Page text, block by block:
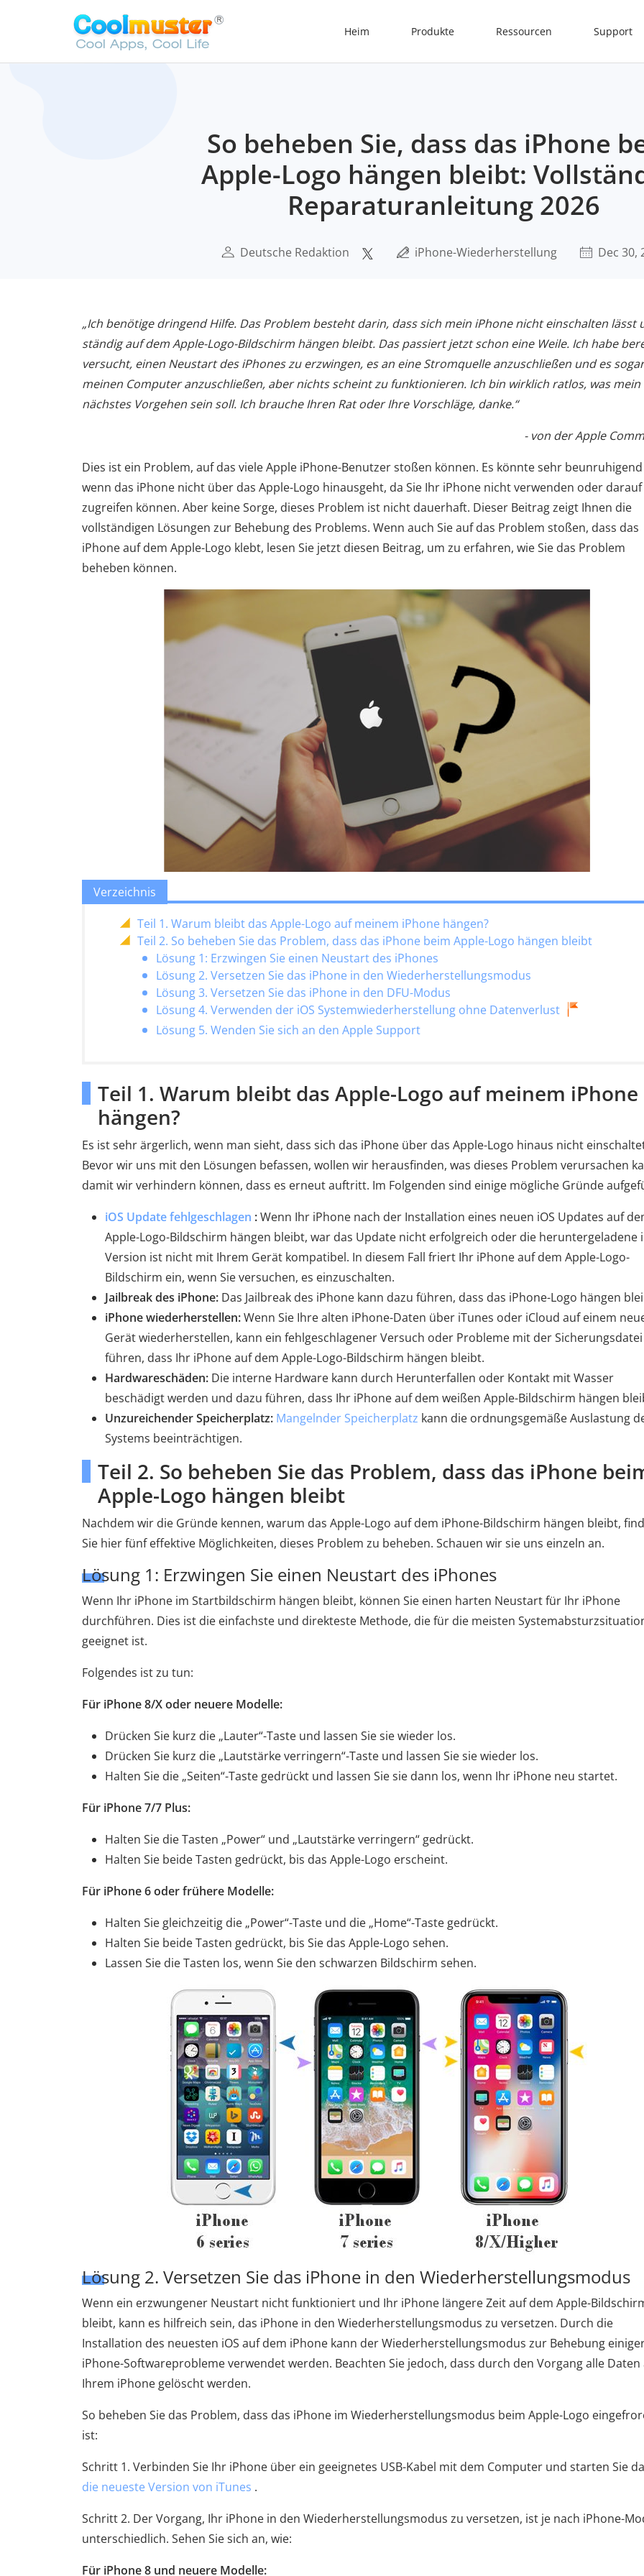
Heim Produkte Ressourcen Support
So beheben Sie, dass das iPhone
Apple-Logo hängen bleibt:
Reparaturanleitung 2026
Deutsche Redaktion iPhone-Wiederherstellung Dec 30,
„Ich benötige dringend Hilfe. Das Problem besteht darin, dass sich mein iPhone nicht einschalten lässt
ständig auf dem Apple-Logo-Bildschirm hängen bleibt. Das passiert jetzt schon eine Weile. Ich habe
versucht, einen Neustart des iPhones zu erzwingen, es an eine Stromquelle anzuschließen und es
meinen Computer anzuschließen, aber nichts scheint zu funktionieren. Ich bin wirklich ratlos, was mein
nächstes Vorgehen sein soll. Ich brauche Ihren Rat oder Ihre Vorschläge, danke.“
- von der Apple
Dies ist ein Problem, auf das viele Apple iPhone-Benutzer stoßen können. Es könnte sehr
wenn das iPhone nicht über das Apple-Logo hinausgeht, da Sie Ihr iPhone nicht verwenden oder darauf
zugreifen können. Aber keine Sorge, dieses Problem ist nicht dauerhaft. Dieser Beitrag zeigt Ihnen die
vollständigen Lösungen zur Behebung des Problems. Wenn auch Sie auf das Problem stoßen, dass das
iPhone auf dem Apple-Logo klebt, lesen Sie jetzt diesen Beitrag, um zu erfahren, wie Sie das Problem
beheben können.
Verzeichnis
Teil 1. Warum bleibt das Apple-Logo auf meinem iPhone hängen?
Teil 2. So beheben Sie das Problem, dass das iPhone beim Apple-Logo hängen bleibt
Lösung 1: Erzwingen Sie einen Neustart des iPhones
Lösung 2. Versetzen Sie das iPhone in den Wiederherstellungsmodus
Lösung 3. Versetzen Sie das iPhone in den DFU-Modus
Lösung 4. Verwenden der iOS Systemwiederherstellung ohne Datenverlust
Lösung 5. Wenden Sie sich an den Apple Support
Teil 1. Warum bleibt das Apple-Logo auf meinem iPhone
hängen?
Es ist sehr ärgerlich, wenn man sieht, dass sich das iPhone über das Apple-Logo hinaus nicht
Bevor wir uns mit den Lösungen befassen, wollen wir herausfinden, was dieses Problem verursachen
damit wir verhindern können, dass es erneut auftritt. Im Folgenden sind einige mögliche Gründe
iOS Update fehlgeschlagen :Wenn Ihr iPhone nach der Installation eines neuen iOS Updates auf
Apple-Logo-Bildschirm hängen bleibt, war das Update nicht erfolgreich oder die heruntergeladene
Version ist nicht mit Ihrem Gerät kompatibel. In diesem Fall friert Ihr iPhone auf dem Apple-Logo-
Bildschirm ein, wenn Sie versuchen, es einzuschalten.
Jailbreak des iPhone: Das Jailbreak des iPhone kann dazu führen, dass das iPhone-Logo hängen
iPhone wiederherstellen:Wenn Sie Ihre alten iPhone-Daten über iTunes oder iCloud auf einem
Gerät wiederherstellen, kann ein fehlgeschlagener Versuch oder Probleme mit der
führen, dass Ihr iPhone auf dem Apple-Logo-Bildschirm hängen bleibt.
Hardwareschäden: Die interne Hardware kann durch Herunterfallen oder Kontakt mit Wasser
beschädigt werden und dazu führen, dass Ihr iPhone auf dem weißen Apple-Bildschirm hängen
Unzureichender Speicherplatz: Mangelnder Speicherplatz kann die ordnungsgemäße Auslastung
Systems beeinträchtigen.
Teil 2. So beheben Sie das Problem, dass das iPhone
Apple-Logo hängen bleibt
Nachdem wir die Gründe kennen, warum das Apple-Logo auf dem iPhone-Bildschirm hängen bleibt,
Sie hier fünf effektive Möglichkeiten, dieses Problem zu beheben. Schauen wir sie uns einzeln an.
Lösung 1: Erzwingen Sie einen Neustart des iPhones
Wenn Ihr iPhone im Startbildschirm hängen bleibt, können Sie einen harten Neustart für Ihr iPhone
durchführen. Dies ist die einfachste und direkteste Methode, die für die meisten
geeignet ist.
Folgendes ist zu tun:
Für iPhone 8/X oder neuere Modelle:
Drücken Sie kurz die „Lauter“-Taste und lassen Sie sie wieder los.
Drücken Sie kurz die „Lautstärke verringern“-Taste und lassen Sie sie wieder los.
Halten Sie die „Seiten“-Taste gedrückt und lassen Sie sie dann los, wenn Ihr iPhone neu startet.
Für iPhone 7/7 Plus:
Halten Sie die Tasten „Power“ und „Lautstärke verringern“ gedrückt.
Halten Sie beide Tasten gedrückt, bis das Apple-Logo erscheint.
Für iPhone 6 oder frühere Modelle:
Halten Sie gleichzeitig die „Power“-Taste und die „Home“-Taste gedrückt.
Halten Sie beide Tasten gedrückt, bis Sie das Apple-Logo sehen.
Lassen Sie die Tasten los, wenn Sie den schwarzen Bildschirm sehen.
Lösung 2. Versetzen Sie das iPhone in den Wiederherstellungsmodus
Wenn ein erzwungener Neustart nicht funktioniert und Ihr iPhone längere Zeit auf dem Apple-
bleibt, kann es hilfreich sein, das iPhone in den Wiederherstellungsmodus zu versetzen. Durch die
Installation des neuesten iOS auf dem iPhone kann der Wiederherstellungsmodus zur Behebung
iPhone-Softwareprobleme verwendet werden. Beachten Sie jedoch, dass durch den Vorgang alle Daten
Ihrem iPhone gelöscht werden.
So beheben Sie das Problem, dass das iPhone im Wiederherstellungsmodus beim Apple-Logo
ist:
Schritt 1. Verbinden Sie Ihr iPhone über ein geeignetes USB-Kabel mit dem Computer und starten Sie
die neueste Version von iTunes .
Schritt 2. Der Vorgang, Ihr iPhone in den Wiederherstellungsmodus zu versetzen, ist je nach iPhone-
unterschiedlich. Sehen Sie sich an, wie:
Für iPhone 8 und neuere Modelle: